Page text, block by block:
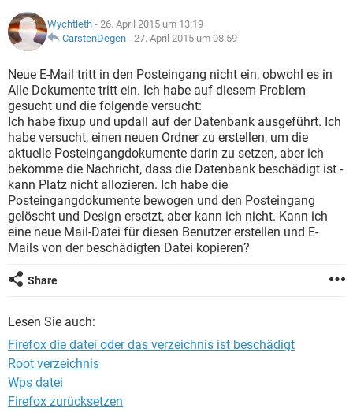
FACEBOOK HARDWARE
WINDOWS 10 INSTAGRAM
WHATSAPP
FACEBOOK HARDWARE
ANDROID IOS
WHATSAPP TIKTOK
FACEBOOK HARDWARE
LEXIKON
SPIELE
ANDROID IOS
WINDOWS 10 INSTAGRAM
WHATSAPP TIKTOK
FACEBOOK HARDWARE
Wychtleth - 26. April 2015 um 13:19
CarstenDegen - 27. April 2015 um 08:59
Neue E-Mail tritt in den Posteingang nicht ein, obwohl es in
Alle Dokumente tritt ein. Ich habe auf diesem Problem
gesucht und die folgende versucht:
Ich habe fixup und updall auf der Datenbank ausgeführt. Ich
habe versucht, einen neuen Ordner zu erstellen, um die
aktuelle Posteingangdokumente darin zu setzen, aber ich
bekomme die Nachricht, dass die Datenbank beschädigt ist -
kann Platz nicht allozieren. Ich habe die
Posteingangdokumente bewogen und den Posteingang
gelöscht und Design ersetzt, aber kann ich nicht. Kann ich
eine neue Mail-Datei für diesen Benutzer erstellen und E-
Mails von der beschädigten Datei kopieren?
Share
Lesen Sie auch:
Firefox die datei oder das verzeichnis ist beschädigt
Root verzeichnis
Wps datei
Firefox zurücksetzen